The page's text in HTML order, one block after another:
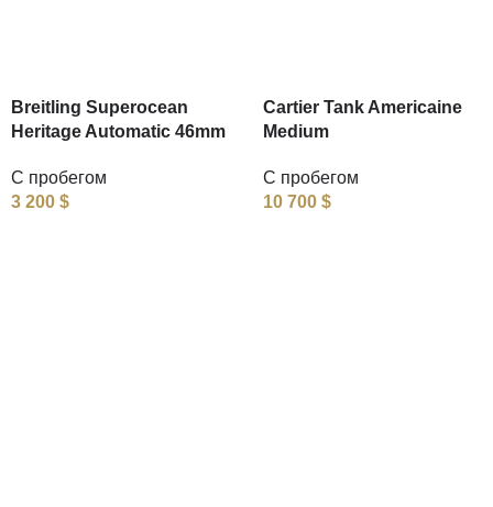
Breitling Superocean
Heritage Automatic 46mm
С пробегом
3 200 $
Cartier Tank Americaine
Medium
С пробегом
10 700 $